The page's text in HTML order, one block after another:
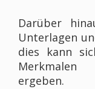
Darüber
Unterlagen
dies kann
Merkmalen
ergeben.